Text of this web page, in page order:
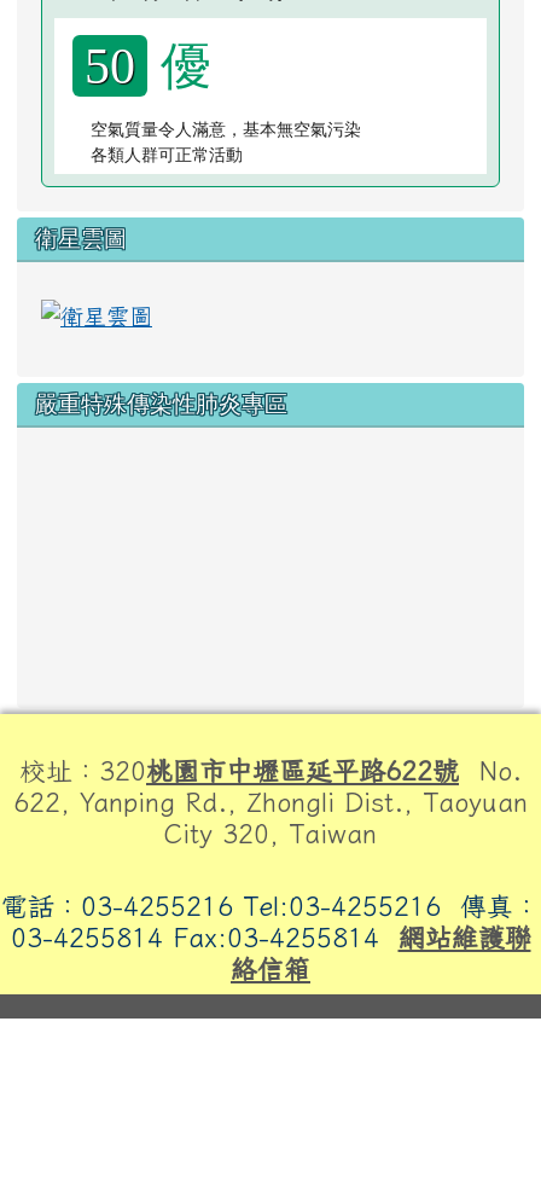
50 優
空氣質量令人滿意，基本無空氣污染
各類人群可正常活動
衛星雲圖
嚴重特殊傳染性肺炎專區
校址：320桃園市中壢區延平路622號 No.
622, Yanping Rd., Zhongli Dist., Taoyuan
City 320, Taiwan
電話：03-4255216 Tel:03-4255216 傳真：
03-4255814 Fax:03-4255814 網站維護聯
絡信箱